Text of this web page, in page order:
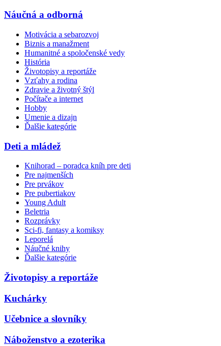
Náučná a odborná
Motivácia a sebarozvoj
Biznis a manažment
Humanitné a spoločenské vedy
História
Životopisy a reportáže
Vzťahy a rodina
Zdravie a životný štýl
Počítače a internet
Hobby
Umenie a dizajn
Ďalšie kategórie
Deti a mládež
Knihorad – poradca kníh pre deti
Pre najmenších
Pre prvákov
Pre pubertiakov
Young Adult
Beletria
Rozprávky
Sci-fi, fantasy a komiksy
Leporelá
Náučné knihy
Ďalšie kategórie
Životopisy a reportáže
Kuchárky
Učebnice a slovníky
Náboženstvo a ezoterika